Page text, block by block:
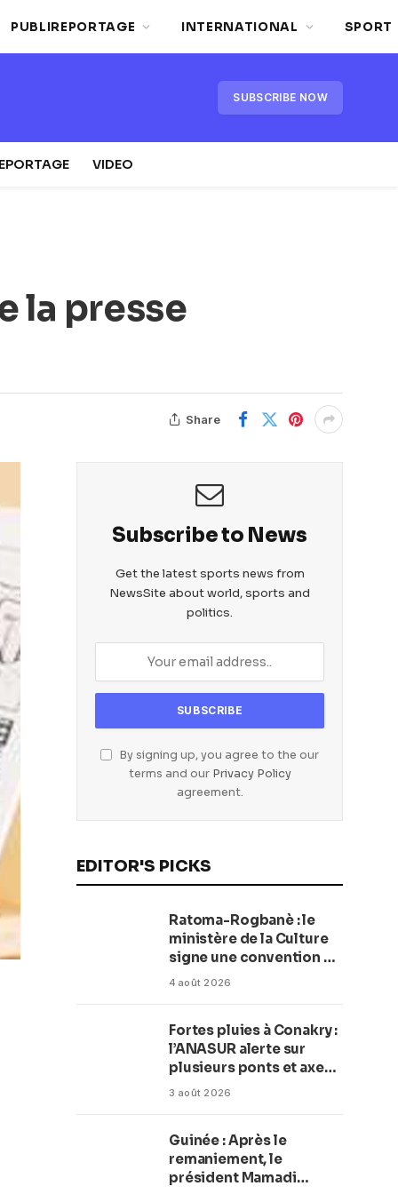
PUBLIREPORTAGE INTERNATIONAL SPORT
SUBSCRIBE NOW
VIDEO
la presse
Share
Subscribe to News
Get the latest sports news from
NewsSite about world, sports and
politics.
By signing up, you agree to the our
terms and our Privacy Policy
agreement.
EDITOR'S PICKS
Ratoma-Rogbanè : le
ministère de la Culture
signe une convention de
42 millions de dollars
balnéaire
4 août 2026
Fortes pluies à Conakry :
l’ANASUR alerte sur
plusieurs ponts et axes
routiers
3 août 2026
Guinée : Après le
remaniement, le
président Mamadi